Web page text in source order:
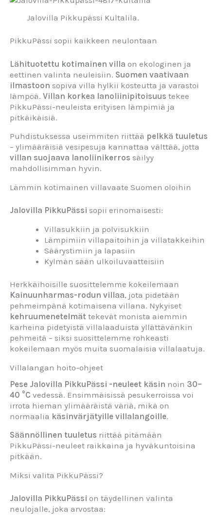
Jalovilla Pikkupässi Kultalila.
PikkuPässi sopii kaikkeen neulontaan
Lähituotettu kotimainen villa on ekologinen ja
eettinen valinta neuleisiin. Suomen vaativaan
ilmastoon sopiva villa hylkii kosteutta ja varastoi
lämpöä. Villan korkea lanoliinipitoisuus tekee
PikkuPässi-neuleista erityisen lämpimiä ja
pitkäikäisiä.
Puhdistuksessa useimmiten riittää pelkkä tuuletus
– ylimääräisiä vesipesuja kannattaa välttää, jotta
villan suojaava lanoliinikerros säilyy
mahdollisimman hyvin.
Lämmin kotimainen villavaate Suomen oloihin
Jalovilla PikkuPässi sopii erinomaisesti:
Villasukkiin ja polvisukkiin
Lämpimiin villapaitoihin ja villatakkeihin
Säärystimiin ja lapasiin
Kylmän sään ulkoiluvaatteisiin
Herkkäihoisille suosittelemme kokeilemaan
Kainuunharmas-rodun villaa, jota pidetään
pehmeimpänä kotimaisena villana. Nykyiset
kehruumenetelmät tekevät monista aiemmin
karheina pidetyistä villalaaduista yllättävänkin
pehmeitä – siksi suosittelemme rohkeasti
kokeilemaan myös muita suomalaisia villalaatuja.
Villalangan hoito-ohjeet
Pese Jalovilla PikkuPässi -neuleet käsin noin 30–
40 °C vedessä. Ensimmäisissä pesukerroissa voi
irrota hieman ylimääräistä väriä, mikä on
normaalia käsinvärjätyille villalangoille.
Säännöllinen tuuletus riittää pitämään
PikkuPässi-neuleet raikkaina ja hyväkuntoisina
pitkään.
Miksi valita PikkuPässi?
Jalovilla PikkuPässi on täydellinen valinta
neulojalle, joka arvostaa: